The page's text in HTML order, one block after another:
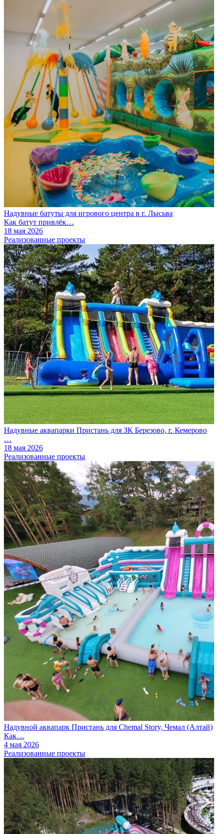
Надувные батуты для игрового центра в г. Лысьва
Как батут привлёк…
18 мая 2026
Реализованные проекты
Надувные аквапарки Пристань для ЗК Березово, г. Кемерово
…
18 мая 2026
Реализованные проекты
Надувной аквапарк Пристань для Chemal Story, Чемал (Алтай)
Как…
4 мая 2026
Реализованные проекты